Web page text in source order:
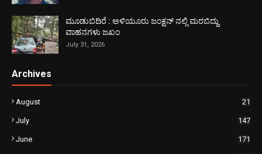
ಮೂಡುಬಿದಿರೆ : ಅಳಿಯೂರು ಜಂಕ್ಷನ್ ನಲ್ಲಿ ಮರಬಿದ್ದು
ವಾಹನಗಳು ಜಖಂ
July 31, 2026
Archives
August 21
July 147
June 171